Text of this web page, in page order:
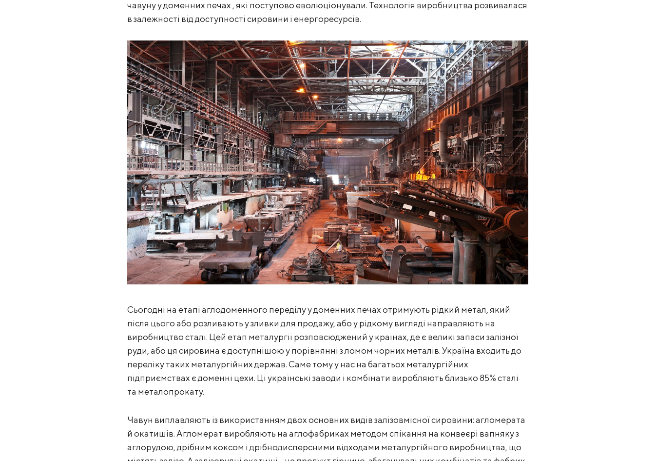
чавуну у доменних печах , які поступово еволюціонували. Технологія виробництва розвивалася
в залежності від доступності сировини і енергоресурсів.
Сьогодні на етапі аглодоменного переділу у доменних печах отримують рідкий метал, який
після цього або розливають у зливки для продажу, або у рідкому вигляді направляють на
виробництво сталі. Цей етап металургії розповсюджений у країнах, де є великі запаси залізної
руди, або ця сировина є доступнішою у порівнянні з ломом чорних металів. Україна входить до
переліку таких металургійних держав. Саме тому у нас на багатьох металургійних
підприємствах є доменні цехи. Ці українські заводи і комбінати виробляють близько 85% сталі
та металопрокату.
Чавун виплавляють із використанням двох основних видів залізовмісної сировини: агломерата
й окатишів. Агломерат виробляють на аглофабриках методом спікання на конвеєрі вапняку з
аглорудою, дрібним коксом і дрібнодисперсними відходами металургійного виробництва, що